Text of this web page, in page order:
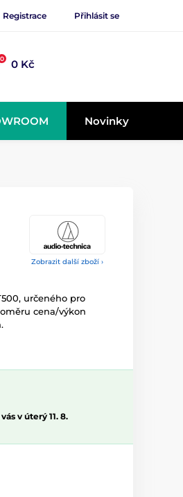
Registrace Přihlásit se
0 0 Kč
Novinky
Zobrazit další zboží ›
určeného pro
cena/výkon
v úterý 11. 8.